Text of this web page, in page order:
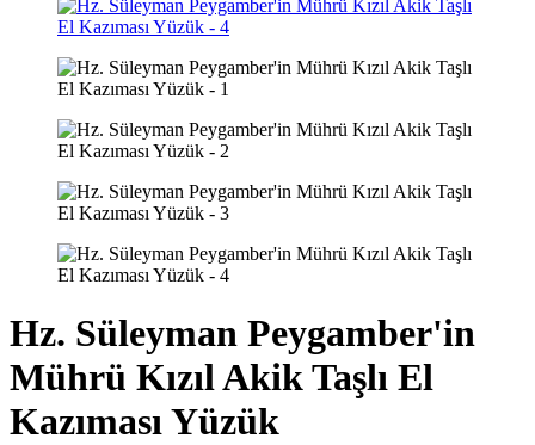
Hz. Süleyman Peygamber'in
Mührü Kızıl Akik Taşlı El
Kazıması Yüzük